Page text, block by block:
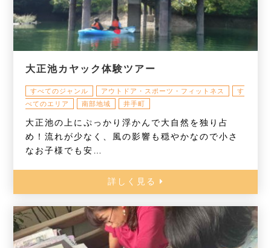
大正池カヤック体験ツアー
すべてのジャンル アウトドア・スポーツ・フィットネス
す
べてのエリア
南部地域 井手町
大正池の上にぷっかり浮かんで大自然を独り占
め！流れが少なく、風の影響も穏やかなので小さ
なお子様でも安…
詳しく見る